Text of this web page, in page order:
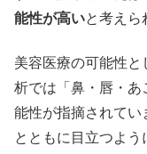
能性が高いと考えら
美容医療の可能性
析では「鼻・唇・あ
能性が指摘されてい
とともに目立つよ